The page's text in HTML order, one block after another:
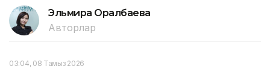
Эльмира Оралбаева
Авторлар
03:04, 08 Тамыз 2026